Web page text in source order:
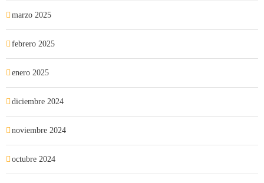
marzo 2025
febrero 2025
enero 2025
diciembre 2024
noviembre 2024
octubre 2024